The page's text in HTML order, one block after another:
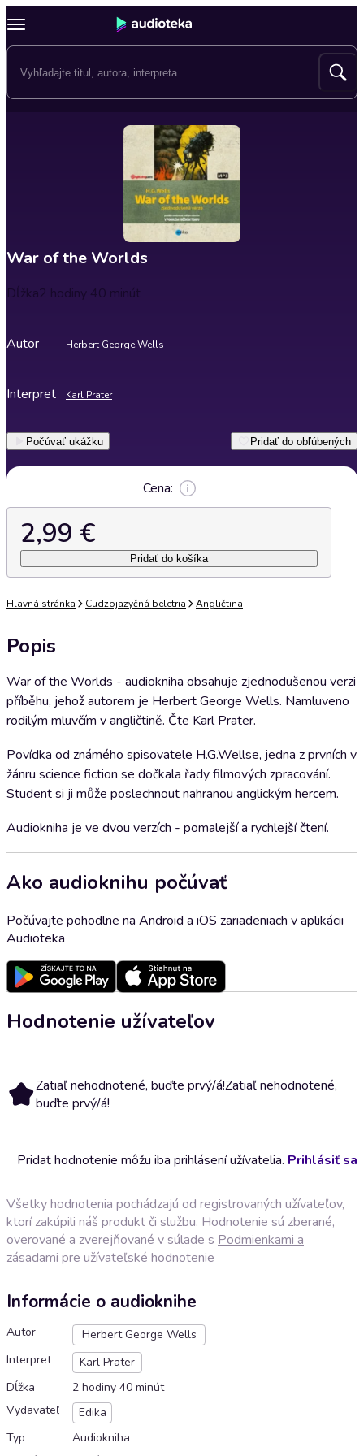
War of the Worlds
Dĺžka2 hodiny 40 minút
Autor Herbert George Wells
Interpret Karl Prater
Počúvať ukážku Pridať do obľúbených
Cena:
2,99 €
Pridať do košíka
Hlavná stránka Cudzojazyčná beletria Angličtina
Popis
War of the Worlds - audiokniha obsahuje zjednodušenou verzi
příběhu, jehož autorem je Herbert George Wells. Namluveno
rodilým mluvčím v angličtině. Čte Karl Prater.
Povídka od známého spisovatele H.G.Wellse, jedna z prvních v
žánru science fiction se dočkala řady filmových zpracování.
Student si ji může poslechnout nahranou anglickým hercem.
Audiokniha je ve dvou verzích - pomalejší a rychlejší čtení.
Ako audioknihu počúvať
Počúvajte pohodlne na Android a iOS zariadeniach v aplikácii
Audioteka
Hodnotenie užívateľov
Zatiaľ nehodnotené, buďte prvý/á!Zatiaľ nehodnotené,
buďte prvý/á!
Pridať hodnotenie môžu iba prihlásení užívatelia. Prihlásiť sa
Všetky hodnotenia pochádzajú od registrovaných užívateľov,
ktorí zakúpili náš produkt či službu. Hodnotenie sú zberané,
overované a zverejňované v súlade s Podmienkami a
zásadami pre užívateľské hodnotenie
Informácie o audioknihe
Autor
Herbert George Wells
Interpret
Karl Prater
Dĺžka
2 hodiny 40 minút
Vydavateľ
Edika
Typ
Audiokniha